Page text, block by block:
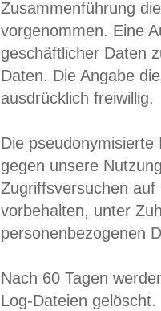
Zusammenführung
vorgenommen. Eine
geschäftlicher Daten
Daten. Die Angabe
ausdrücklich freiwillig.
Die
gegen unsere
Zugriffsversuchen
vorbehalten, unter
personenbezogenen
Nach 60 Tagen
Log-Dateien